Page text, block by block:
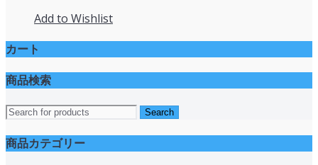
Add to Wishlist
カート
商品検索
商品カテゴリー